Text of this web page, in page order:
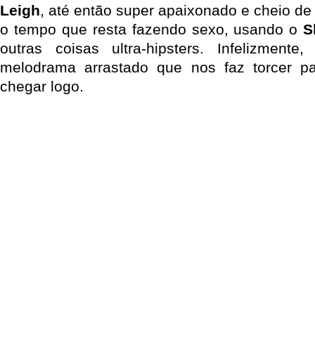
Leigh, até então super apaixonado e cheio
o tempo que resta fazendo sexo, usando o
outras coisas ultra-hipsters.
melodrama arrastado que nos faz torcer
chegar logo.